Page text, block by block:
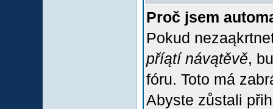
Proč jsem
Pokud
příątí návątěvě,
fóru. Toto má
Abyste zůstali